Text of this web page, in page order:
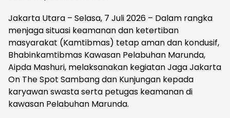
Jakarta Utara – Selasa, 7 Juli 2026 – Dalam rangka
menjaga situasi keamanan dan ketertiban
masyarakat (Kamtibmas) tetap aman dan kondusif,
Bhabinkamtibmas Kawasan Pelabuhan Marunda,
Aipda Mashuri, melaksanakan kegiatan Jaga Jakarta
On The Spot Sambang dan Kunjungan kepada
karyawan swasta serta petugas keamanan di
kawasan Pelabuhan Marunda.